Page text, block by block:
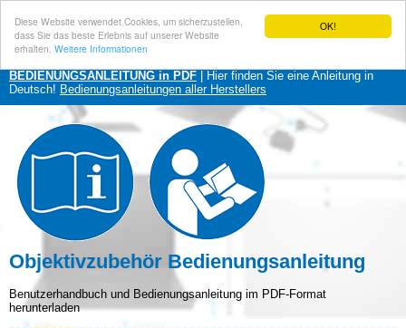
OK!
Diese Website verwendet Cookies, um sicherzustellen,
dass Sie das beste Erlebnis auf unserer Website
erhalten. Weitere Informationen
BEDIENUNGSANLEITUNG in PDF | Hier finden Sie eine Anleitung in
Deutsch! Bedienungsanleitungen aller Herstellers
Objektivzubehör Bedienungsanleitung
Benutzerhandbuch und Bedienungsanleitung im PDF-Format
herunterladen